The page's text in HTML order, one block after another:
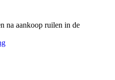
na aankoop ruilen in de